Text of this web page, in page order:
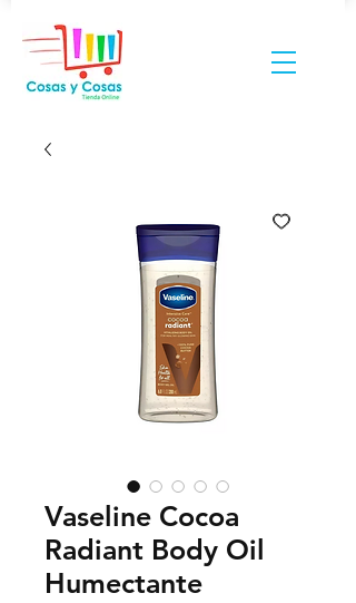
Vaseline Cocoa
Radiant Body Oil
Humectante